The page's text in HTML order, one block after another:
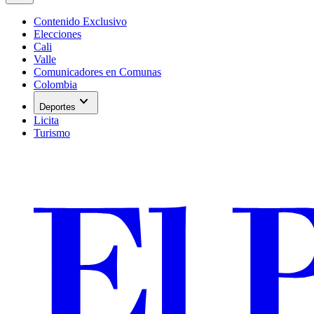
Contenido Exclusivo
Elecciones
Cali
Valle
Comunicadores en Comunas
Colombia
Deportes expand_more
Licita
Turismo